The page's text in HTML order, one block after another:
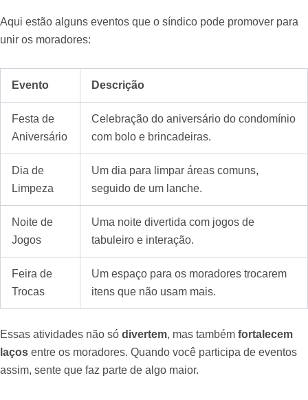
Aqui estão alguns eventos que o síndico pode promover para
unir os moradores:
Evento Descrição
Festa de
Aniversário
Celebração do aniversário do condomínio
com bolo e brincadeiras.
Dia de
Limpeza
Um dia para limpar áreas comuns,
seguido de um lanche.
Noite de
Jogos
Uma noite divertida com jogos de
tabuleiro e interação.
Feira de
Trocas
Um espaço para os moradores trocarem
itens que não usam mais.
Essas atividades não só divertem, mas também fortalecem
laços entre os moradores. Quando você participa de eventos
assim, sente que faz parte de algo maior.